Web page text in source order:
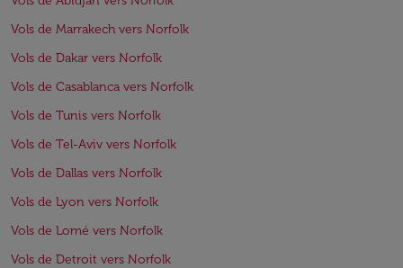
Vols de Marrakech vers Norfolk
Vols de Dakar vers Norfolk
Vols de Casablanca vers Norfolk
Vols de Tunis vers Norfolk
Vols de Tel-Aviv vers Norfolk
Vols de Dallas vers Norfolk
Vols de Lyon vers Norfolk
Vols de Lomé vers Norfolk
Vols de Detroit vers Norfolk